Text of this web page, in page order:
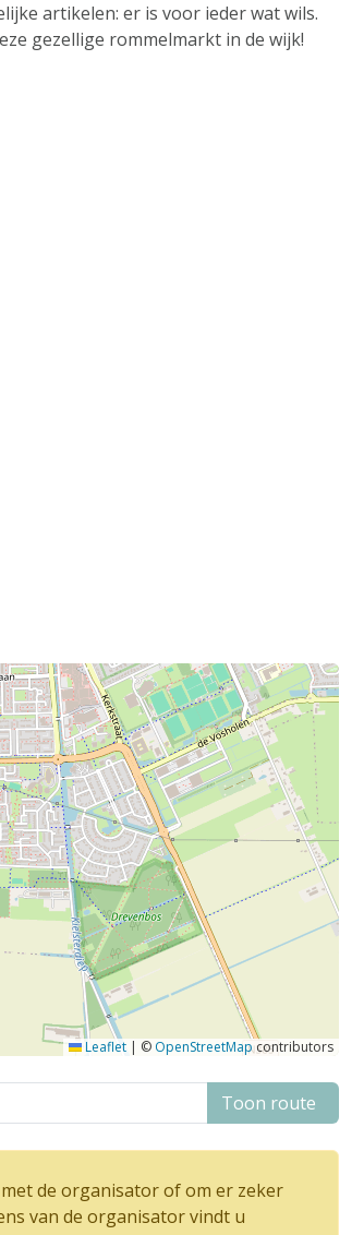
artikelen: er is voor ieder wat wils.
gezellige rommelmarkt in de wijk!
Leaflet | © OpenStreetMapcontributors
Toon route
de organisator of om er zeker
van de organisator vindt u